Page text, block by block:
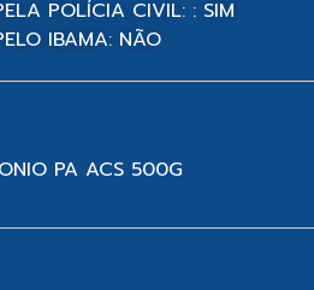
POLÍCIA CIVIL: : SIM
IBAMA: NÃO
PA ACS 500G